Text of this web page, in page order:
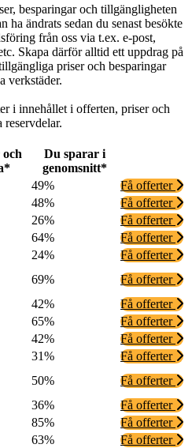
besparingar och tillgängligheten
ha ändrats sedan du senast besökte
från oss via t.ex. e-post,
Skapa därför alltid ett uppdrag på
priser och besparingar
verkstäder.
i innehållet i offerten, priser och
reservdelar.
Du sparar i
genomsnitt*
49%
Få offerter
48%
Få offerter
26%
Få offerter
64%
Få offerter
24%
Få offerter
69%
Få offerter
42%
Få offerter
65%
Få offerter
42%
Få offerter
31%
Få offerter
50%
Få offerter
36%
Få offerter
85%
Få offerter
63%
Få offerter